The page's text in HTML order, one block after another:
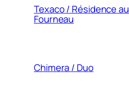
Texaco / Résidence au
Fourneau
Chimera / Duo